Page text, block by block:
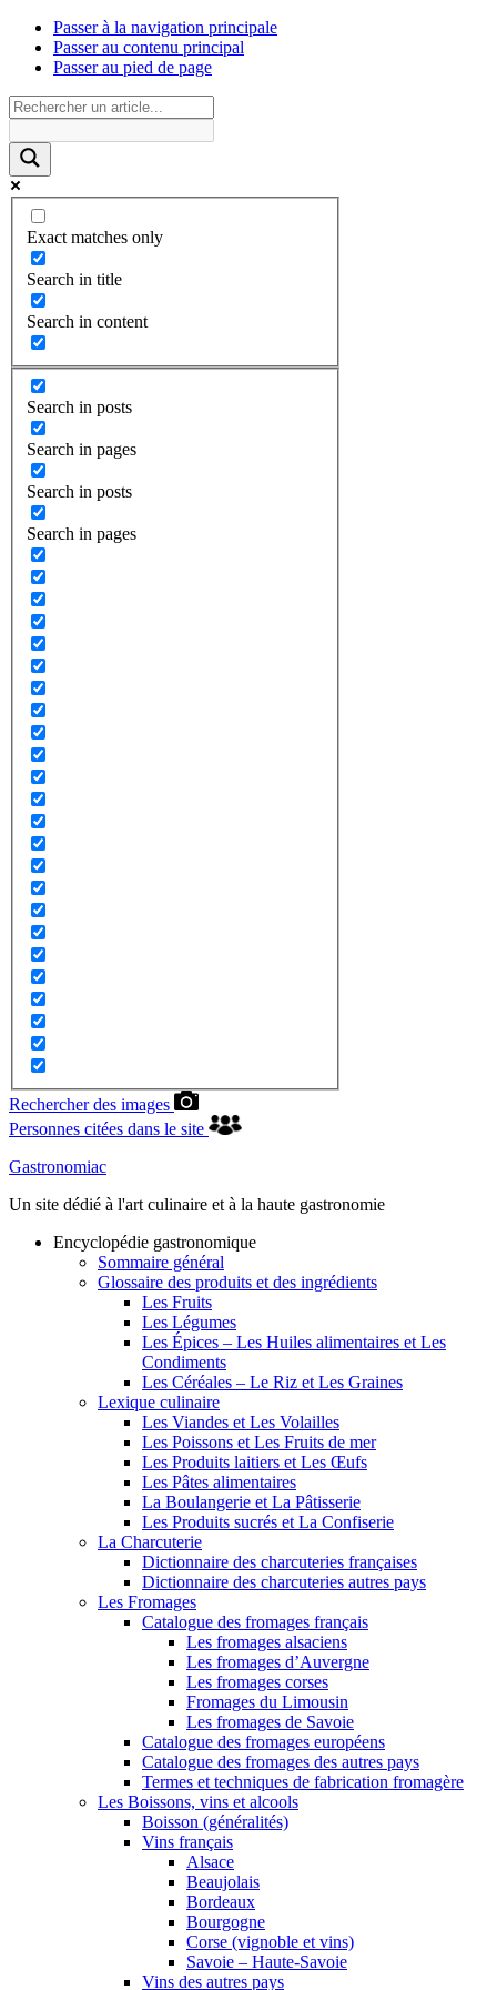
Passer à la navigation principale
Passer au contenu principal
Passer au pied de page
Exact matches only
Search in title
Search in content
Search in posts
Search in pages
Search in posts
Search in pages
Rechercher des images
Personnes citées dans le site
Gastronomiac
Un site dédié à l'art culinaire et à la haute gastronomie
Encyclopédie gastronomique
Sommaire général
Glossaire des produits et des ingrédients
Les Fruits
Les Légumes
Les Épices – Les Huiles alimentaires et Les
Condiments
Les Céréales – Le Riz et Les Graines
Lexique culinaire
Les Viandes et Les Volailles
Les Poissons et Les Fruits de mer
Les Produits laitiers et Les Œufs
Les Pâtes alimentaires
La Boulangerie et La Pâtisserie
Les Produits sucrés et La Confiserie
La Charcuterie
Dictionnaire des charcuteries françaises
Dictionnaire des charcuteries autres pays
Les Fromages
Catalogue des fromages français
Les fromages alsaciens
Les fromages d’Auvergne
Les fromages corses
Fromages du Limousin
Les fromages de Savoie
Catalogue des fromages européens
Catalogue des fromages des autres pays
Termes et techniques de fabrication fromagère
Les Boissons, vins et alcools
Boisson (généralités)
Vins français
Alsace
Beaujolais
Bordeaux
Bourgogne
Corse (vignoble et vins)
Savoie – Haute-Savoie
Vins des autres pays